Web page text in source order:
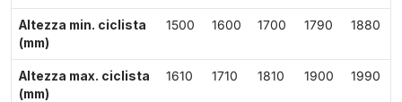
Altezza min. ciclista
(mm)
1500 1600 1700 1790 1880
Altezza max. ciclista
(mm)
1610 1710 1810 1900 1990